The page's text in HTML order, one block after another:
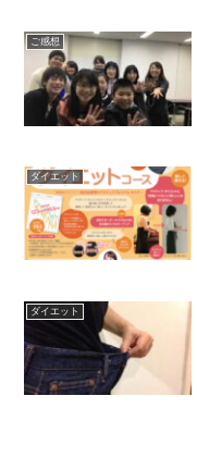
ご感想
ダイエット
ダイエット